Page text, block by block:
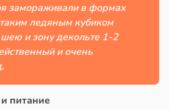
замораживали в формах
ледяным кубиком
и зону декольте 1-2
и очень
питание